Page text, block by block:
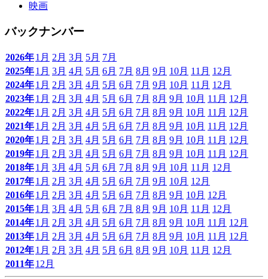
映画
バックナンバー
2026年1月 2月 3月 5月 7月
2025年1月 3月 4月 5月 6月 7月 8月 9月 10月 11月 12月
2024年1月 2月 3月 4月 5月 6月 7月 9月 10月 11月 12月
2023年1月 2月 3月 4月 5月 6月 7月 8月 9月 10月 11月 12月
2022年1月 2月 3月 4月 5月 6月 7月 8月 9月 10月 11月 12月
2021年1月 2月 3月 4月 5月 6月 7月 8月 9月 10月 11月 12月
2020年1月 2月 3月 4月 5月 6月 7月 8月 9月 10月 11月 12月
2019年1月 2月 3月 4月 5月 6月 7月 8月 9月 10月 11月 12月
2018年1月 3月 4月 5月 6月 7月 8月 9月 10月 11月 12月
2017年1月 2月 3月 4月 5月 6月 7月 9月 10月 12月
2016年1月 2月 3月 4月 5月 6月 7月 8月 9月 10月 12月
2015年1月 3月 4月 5月 6月 7月 8月 9月 10月 11月 12月
2014年1月 2月 3月 4月 5月 6月 7月 8月 9月 10月 11月 12月
2013年1月 2月 3月 4月 5月 6月 7月 8月 9月 10月 11月 12月
2012年1月 2月 3月 4月 5月 6月 8月 9月 10月 11月 12月
2011年12月